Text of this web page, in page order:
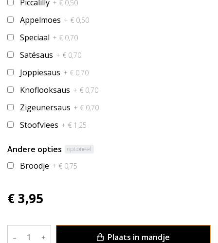
Piccalilly + € 0,50
Appelmoes + € 0,50
Speciaal + € 0,70
Satésaus + € 0,70
Joppiesaus + € 0,70
Knoflooksaus + € 0,70
Zigeunersaus + € 0,70
Stoofvlees + € 1,25
Andere opties optioneel
Broodje + € 0,75
€ 3,95
– + Plaats in mandje